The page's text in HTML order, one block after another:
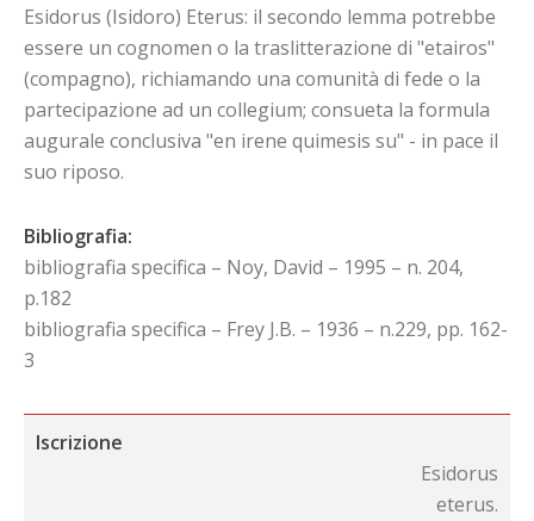
Esidorus (Isidoro) Eterus: il secondo lemma potrebbe
essere un cognomen o la traslitterazione di "etairos"
(compagno), richiamando una comunità di fede o la
partecipazione ad un collegium; consueta la formula
augurale conclusiva "en irene quimesis su" - in pace il
suo riposo.
Bibliografia:
bibliografia specifica – Noy, David – 1995 – n. 204,
p.182
bibliografia specifica – Frey J.B. – 1936 – n.229, pp. 162-
3
Iscrizione
Esidorus
eterus.